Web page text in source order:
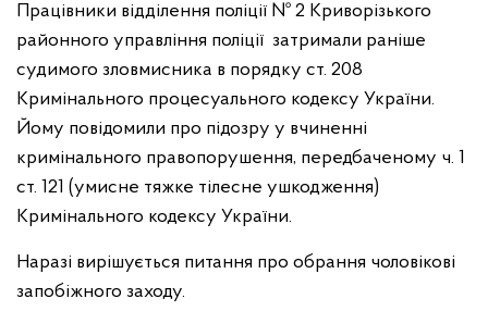
Працівники відділення поліції № 2 Криворізького
районного управління поліції затримали раніше
судимого зловмисника в порядку ст. 208
Кримінального процесуального кодексу України.
Йому повідомили про підозру у вчиненні
кримінального правопорушення, передбаченому ч. 1
ст. 121 (умисне тяжке тілесне ушкодження)
Кримінального кодексу України.
Наразі вирішується питання про обрання чоловікові
запобіжного заходу.